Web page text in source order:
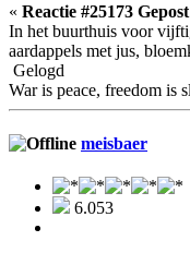
« Reactie #25173
In het buurthuis voor
aardappels met jus,
Gelogd
War is peace, freedom is
meisbaer
6.053